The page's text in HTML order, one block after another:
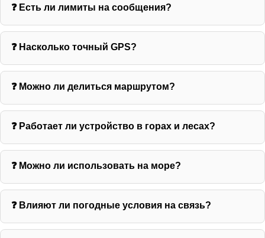
❓ Есть ли лимиты на сообщения?
❓ Насколько точный GPS?
❓ Можно ли делиться маршрутом?
❓ Работает ли устройство в горах и лесах?
❓ Можно ли использовать на море?
❓ Влияют ли погодные условия на связь?